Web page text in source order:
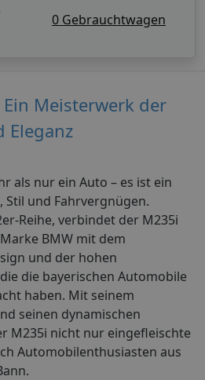
0 Gebrauchtwagen
Meisterwerk der
Eleganz
als nur ein Auto – es ist ein
und Fahrvergnügen.
Reihe, verbindet der M235i
BMW mit dem
und der hohen
die bayerischen Automobile
haben. Mit seinem
seinen dynamischen
M235i nicht nur eingefleischte
Automobilenthusiasten aus